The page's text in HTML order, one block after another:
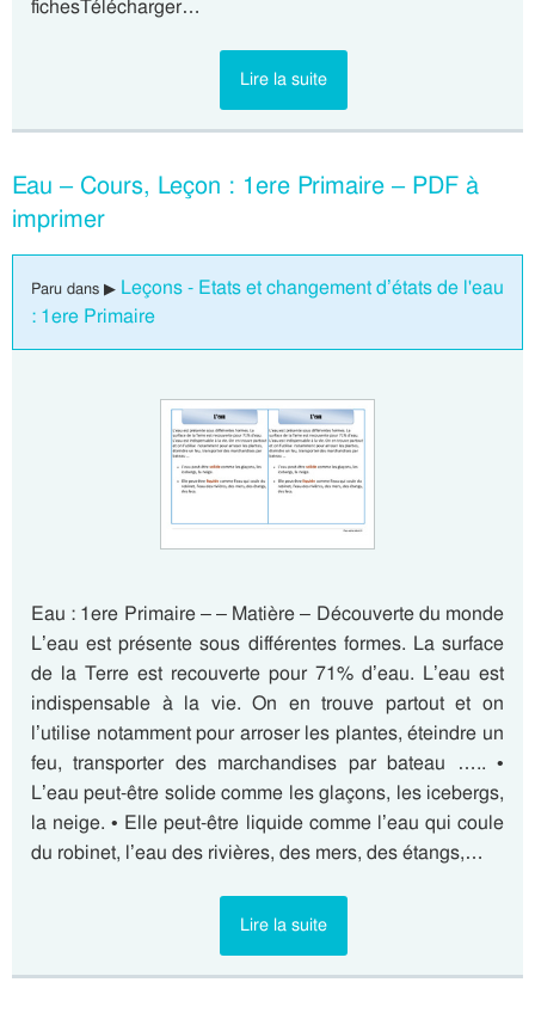
fichesTélécharger…
Lire la suite
Eau – Cours, Leçon : 1ere Primaire – PDF à
imprimer
Paru dans ▶ Leçons - Etats et changement d’états de l'eau
: 1ere Primaire
Eau : 1ere Primaire – – Matière – Découverte du monde
L’eau est présente sous différentes formes. La surface
de la Terre est recouverte pour 71% d’eau. L’eau est
indispensable à la vie. On en trouve partout et on
l’utilise notamment pour arroser les plantes, éteindre un
feu, transporter des marchandises par bateau ….. •
L’eau peut-être solide comme les glaçons, les icebergs,
la neige. • Elle peut-être liquide comme l’eau qui coule
du robinet, l’eau des rivières, des mers, des étangs,…
Lire la suite